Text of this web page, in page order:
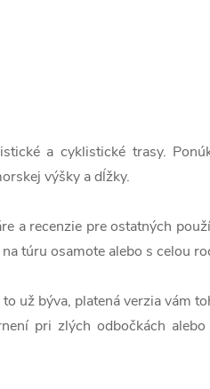
a cyklistické trasy.
výšky a dĺžky.
a recenzie pre ostatných
túru osamote alebo s celou
už býva, platená verzia vám
pri zlých odbočkách